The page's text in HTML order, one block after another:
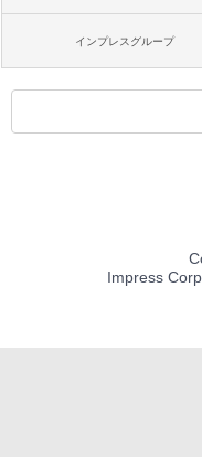
インプレスグループ
Impress